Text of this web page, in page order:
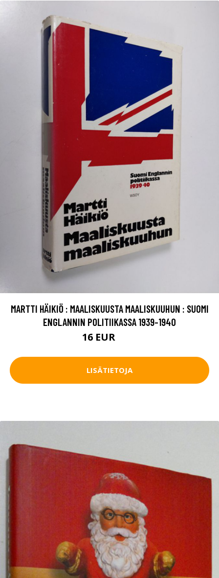
MARTTI HÄIKIÖ : MAALISKUUSTA MAALISKUUHUN : SUOMI
ENGLANNIN POLITIIKASSA 1939-1940
16 EUR
LISÄTIETOJA